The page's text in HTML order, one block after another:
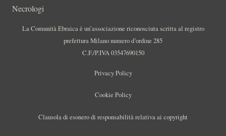
Necrologi
La Comunità Ebraica è un’associazione riconosciuta scritta al registro
prefettura Milano numero d’ordine 285
C.F./P.IVA 03547690150
Privacy Policy
Cookie Policy
Clausola di esonero di responsabilità relativa ai copyright